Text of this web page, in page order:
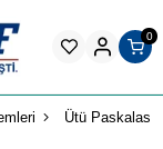
0
Ütü Paskalası